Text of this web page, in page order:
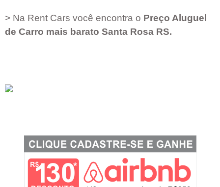
> Na Rent Cars você encontra o Preço Aluguel
de Carro mais barato Santa Rosa RS.